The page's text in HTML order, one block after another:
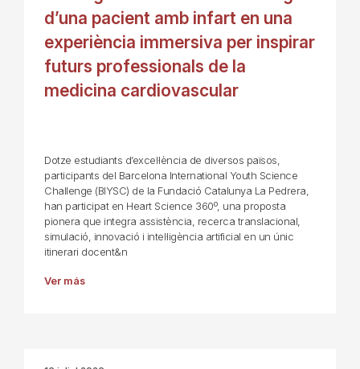
d’una pacient amb infart en una
experiència immersiva per inspirar
futurs professionals de la
medicina cardiovascular
Dotze estudiants d’excel·lència de diversos països,
participants del Barcelona International Youth Science
Challenge (BIYSC) de la Fundació Catalunya La Pedrera,
han participat en Heart Science 360º, una proposta
pionera que integra assistència, recerca translacional,
simulació, innovació i intel·ligència artificial en un únic
itinerari docent&n
Ver más